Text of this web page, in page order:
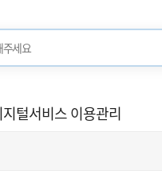
주세요
지털서비스 이용관리